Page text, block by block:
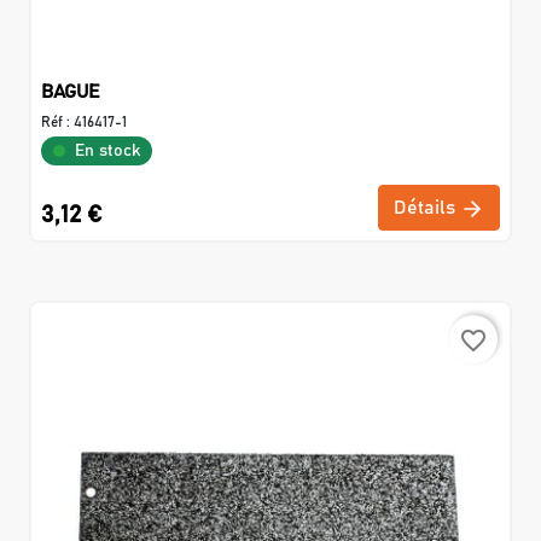
BAGUE
Réf : 416417-1
En stock
3,12 € Détails
favorite_border